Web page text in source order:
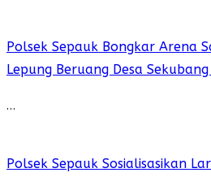
Polsek Sepauk Bongkar Arena
Lepung Beruang Desa
…
Polsek Sepauk Sosialisasikan